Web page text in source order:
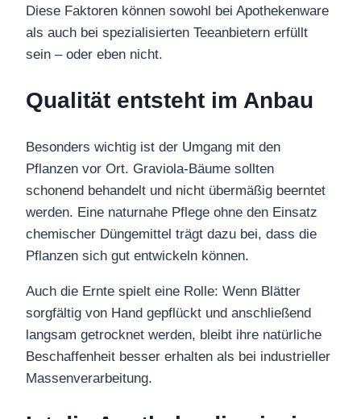
Diese Faktoren können sowohl bei Apothekenware
als auch bei spezialisierten Teeanbietern erfüllt
sein – oder eben nicht.
Qualität entsteht im Anbau
Besonders wichtig ist der Umgang mit den
Pflanzen vor Ort. Graviola-Bäume sollten
schonend behandelt und nicht übermäßig beerntet
werden. Eine naturnahe Pflege ohne den Einsatz
chemischer Düngemittel trägt dazu bei, dass die
Pflanzen sich gut entwickeln können.
Auch die Ernte spielt eine Rolle: Wenn Blätter
sorgfältig von Hand gepflückt und anschließend
langsam getrocknet werden, bleibt ihre natürliche
Beschaffenheit besser erhalten als bei industrieller
Massenverarbeitung.